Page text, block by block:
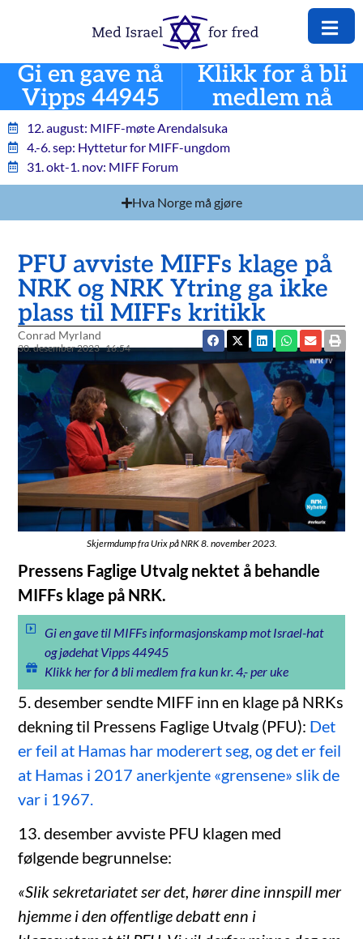
Gi en gave nå
Vipps 44945
Klikk for å bli
medlem nå
12. august: MIFF-møte Arendalsuka
4.-6. sep: Hyttetur for MIFF-ungdom
31. okt-1. nov: MIFF Forum
Hva Norge må gjøre
PFU avviste MIFFs klage på
NRK og NRK Ytring ga ikke
plass til MIFFs kritikk
Conrad Myrland
30. desember 2023 16:54
Skjermdump fra Urix på NRK 8. november 2023.
Pressens Faglige Utvalg nektet å behandle
MIFFs klage på NRK.
Gi en gave til MIFFs informasjonskamp mot Israel-hat
og jødehat Vipps 44945
Klikk her for å bli medlem fra kun kr. 4,- per uke
5. desember sendte MIFF inn en klage på NRKs
dekning til Pressens Faglige Utvalg (PFU): Det
er feil at Hamas har moderert seg, og det er feil
at Hamas i 2017 anerkjente «grensene» slik de
var i 1967.
13. desember avviste PFU klagen med
følgende begrunnelse:
«Slik sekretariatet ser det, hører dine innspill mer
hjemme i den offentlige debatt enn i